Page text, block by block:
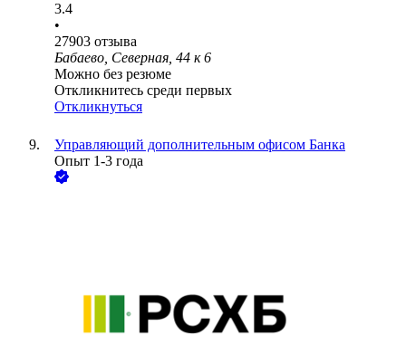
3.4
•
27903 отзыва
Бабаево, Северная, 44 к 6
Можно без резюме
Откликнитесь среди первых
Откликнуться
Управляющий дополнительным офисом Банка
Опыт 1-3 года